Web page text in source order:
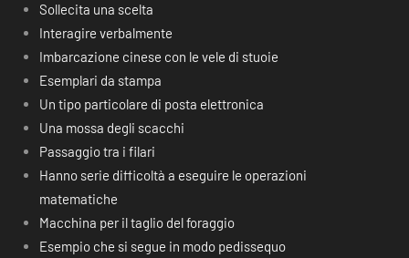
Sollecita una scelta
Interagire verbalmente
Imbarcazione cinese con le vele di stuoie
Esemplari da stampa
Un tipo particolare di posta elettronica
Una mossa degli scacchi
Passaggio tra i filari
Hanno serie difficoltà a eseguire le operazioni
matematiche
Macchina per il taglio del foraggio
Esempio che si segue in modo pedissequo